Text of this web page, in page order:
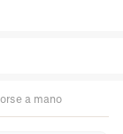
a mano